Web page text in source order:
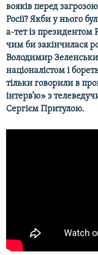
вояків перед
Росії? Якби у нього
а-тет із президентом
чим би закінчилася
Володимир
націоналістом і
тільки говорили в
інтерв’ю» з
Сергієм Притулою.